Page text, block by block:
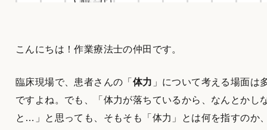
こんにちは！作業療法士の仲田です。
臨床現場で、患者さんの「 体力 」について考える場面は
ですよね。でも、「体力が落ちているから、なんとかし
と…」と思っても、そもそも「体力」とは何を指すのか